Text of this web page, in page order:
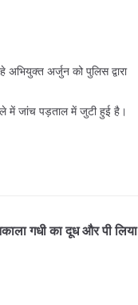
अभियुक्त अर्जुन को पुलिस द्वारा
में जांच पड़ताल में जुटी हुई है।
गधी का दूध और पी लिया